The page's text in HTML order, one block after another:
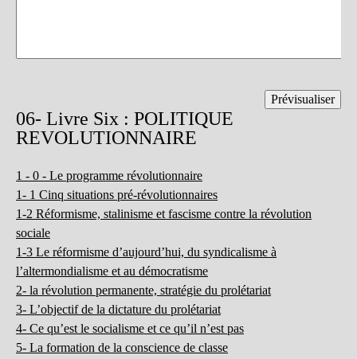
06- Livre Six : POLITIQUE
REVOLUTIONNAIRE
1 - 0 - Le programme révolutionnaire
1- 1 Cinq situations pré-révolutionnaires
1-2 Réformisme, stalinisme et fascisme contre la révolution
sociale
1-3 Le réformisme d’aujourd’hui, du syndicalisme à
l’altermondialisme et au démocratisme
2- la révolution permanente, stratégie du prolétariat
3- L’objectif de la dictature du prolétariat
4- Ce qu’est le socialisme et ce qu’il n’est pas
5- La formation de la conscience de classe